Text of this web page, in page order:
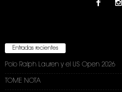
Entradas recientes
Polo Ralph Lauren y el US Open 2026
TOME NOTA